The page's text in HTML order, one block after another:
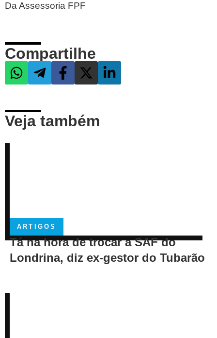
Da Assessoria FPF
Compartilhe
Veja também
ARTIGOS
Tá na hora de trocar a SAF do
Londrina, diz ex-gestor do Tubarão